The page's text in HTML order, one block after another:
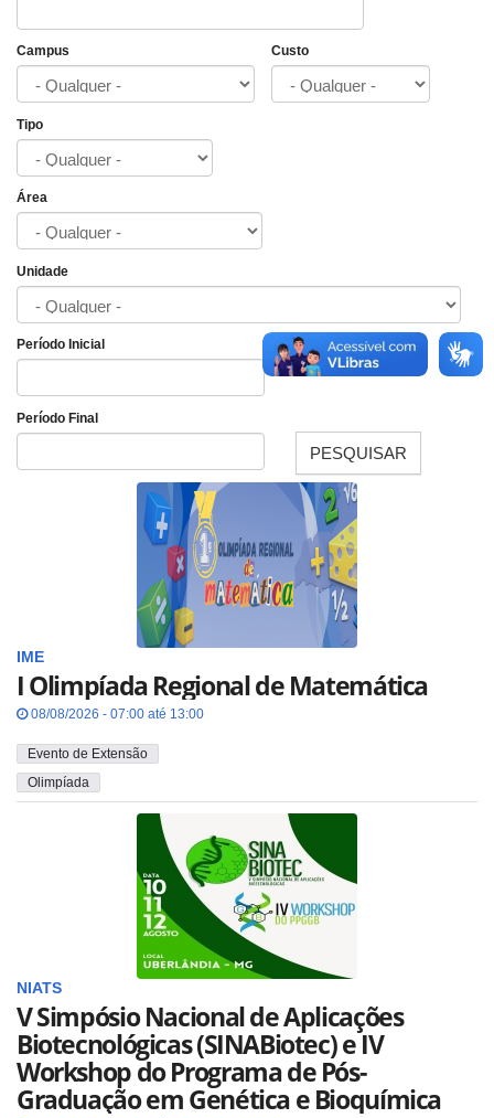
Campus Custo
Tipo
Área
Unidade
Período Inicial
Período Final
PESQUISAR
IME
I Olimpíada Regional de Matemática
08/08/2026 - 07:00 até 13:00
Evento de Extensão
Olimpíada
NIATS
V Simpósio Nacional de Aplicações
Biotecnológicas (SINABiotec) e IV
Workshop do Programa de Pós-
Graduação em Genética e Bioquímica